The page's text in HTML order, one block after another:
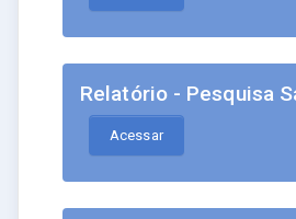
Relatório - Pesquisa
Acessar